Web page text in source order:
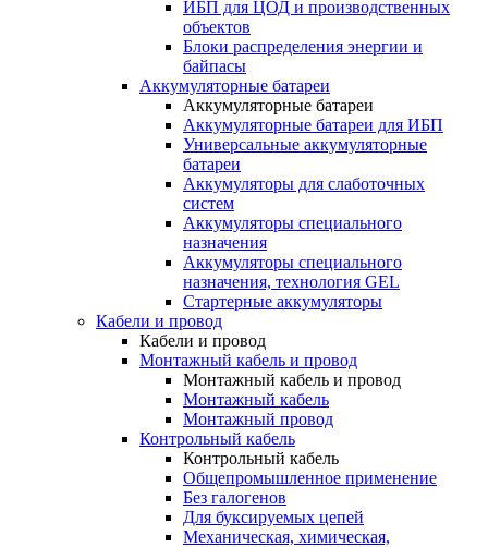
ИБП для ЦОД и производственных
объектов
Блоки распределения энергии и
байпасы
Аккумуляторные батареи
Аккумуляторные батареи
Аккумуляторные батареи для ИБП
Универсальные аккумуляторные
батареи
Аккумуляторы для слаботочных
систем
Аккумуляторы специального
назначения
Аккумуляторы специального
назначения, технология GEL
Стартерные аккумуляторы
Кабели и провод
Кабели и провод
Монтажный кабель и провод
Монтажный кабель и провод
Монтажный кабель
Монтажный провод
Контрольный кабель
Контрольный кабель
Общепромышленное применение
Без галогенов
Для буксируемых цепей
Механическая, химическая,